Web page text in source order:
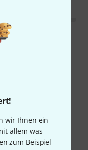
wir Ihnen ein
allem was
zum Beispiel